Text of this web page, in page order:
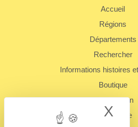
Accueil
Régions
Départements
Rechercher
Informations histoires
Boutique
Présentation
Plan du site
X